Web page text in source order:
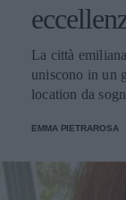
La città
uniscono in un
location da
EMMA PIETRAROSA